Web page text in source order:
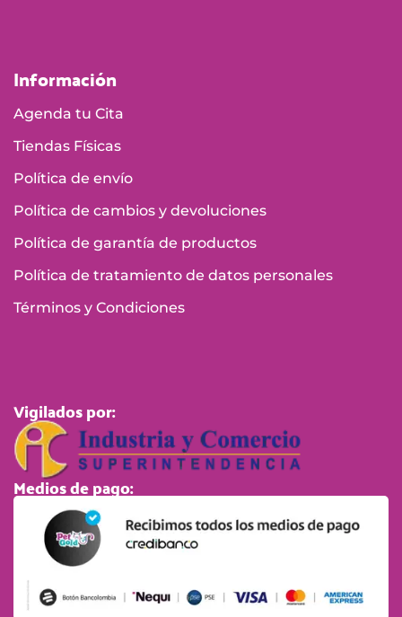
Información
Agenda tu Cita
Tiendas Físicas
Política de envío
Política de cambios y devoluciones
Política de garantía de productos
Política de tratamiento de datos personales
Términos y Condiciones
Vigilados por:
Medios de pago: